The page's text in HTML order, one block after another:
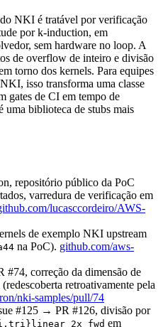
NKI é tratável por verificação
por k-induction, em
sem hardware no loop. A
de overflow de inteiro e divisão
torno dos kernels. Para equipes
isso transforma uma classe
gates de CI em tempo de
uma biblioteca de stubs mais
repositório público da PoC
varredura de verificação em
lucasccordeiro/AWS-
de exemplo NKI upstream
na PoC). github.com/aws-
#74, correção da dimensão de
retroativamente pela
nki-samples/pull/74
#125 → PR #126, divisão por
em